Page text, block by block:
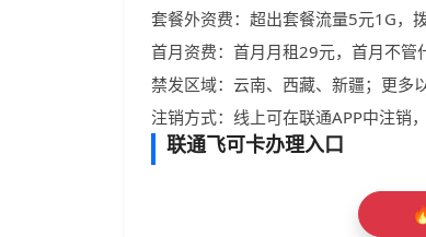
套餐外资费：超出套餐流量5元1G，
首月资费：首月月租29元，首月不管
禁发区域：云南、西藏、新疆；更多
注销方式：线上可在联通APP中注销
联通飞可卡办理入口